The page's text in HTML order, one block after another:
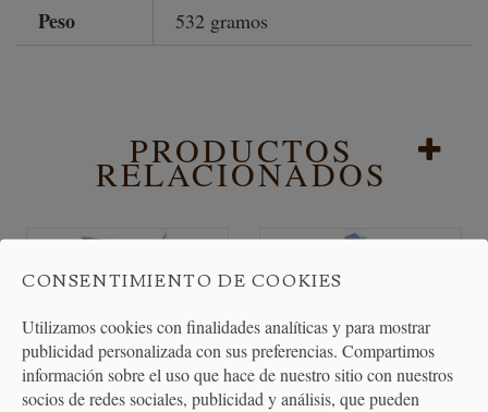
Peso 532 gramos
PRODUCTOS
RELACIONADOS
CONSENTIMIENTO DE COOKIES
Utilizamos cookies con finalidades analíticas y para mostrar
publicidad personalizada con sus preferencias. Compartimos
información sobre el uso que hace de nuestro sitio con nuestros
socios de redes sociales, publicidad y análisis, que pueden